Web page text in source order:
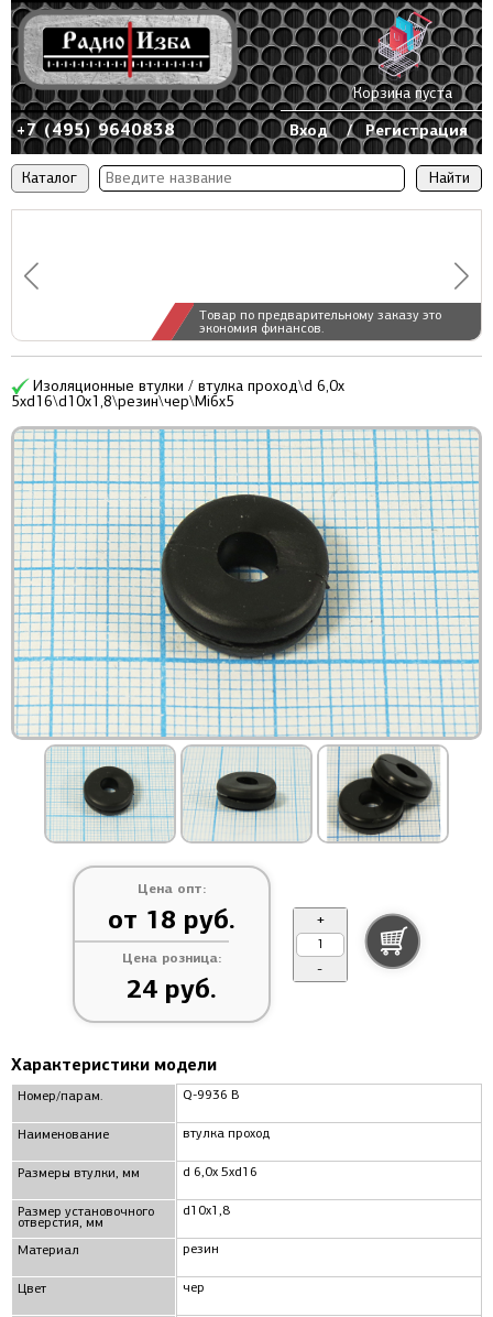
Каталог
Товар по предварительному заказу это
экономия финансов.
+7 (495) 9640838 Вход / Регистрация
Корзина пуста
Изоляционные втулки / втулка проход\d 6,0x
5xd16\d10x1,8\резин\чер\Mi6x5
Цена опт:
от 18 руб.
Цена розница:
24 руб.
+
-
Характеристики модели
Номер/парам.
Наименование
Размеры втулки, мм
Размер установочного
отверстия, мм
Материал
Цвет
Q-9936 B
втулка проход
d 6,0x 5xd16
d10x1,8
резин
чер